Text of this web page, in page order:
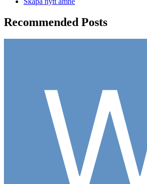
Recommended Posts